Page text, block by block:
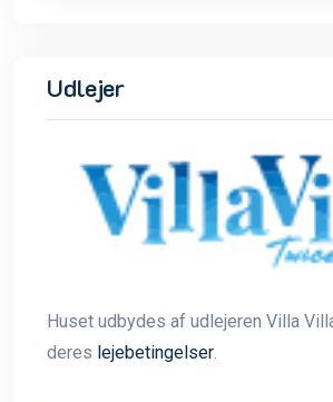
Udlejer
Huset udbydes af udlejeren Villa
deres lejebetingelser